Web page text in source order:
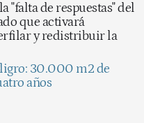
"falta de respuestas" del
que activará
y redistribuir la
30.000 m2 de
años